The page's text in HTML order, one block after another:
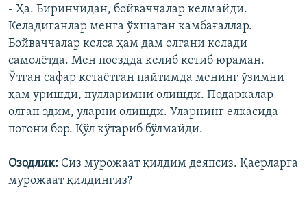
- Ҳа. Биринчидан, бойваччалар келмайди.
Келадиганлар менга ўхшаган камбағаллар.
Бойваччалар келса ҳам дам олгани келади
самолëтда. Мен поездда келиб кетиб юраман.
Ўтган сафар кетаëтган пайтимда менинг ўзимни
ҳам уришди, пулларимни олишди. Подаркалар
олган эдим, уларни олишди. Уларнинг елкасида
погони бор. Қўл кўтариб бўлмайди.
Озодлик: Сиз мурожаат қилдим деяпсиз. Қаерларга
мурожаат қилдингиз?